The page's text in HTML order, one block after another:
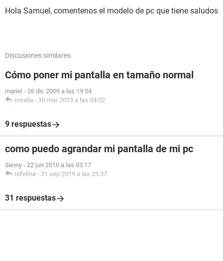
Hola Samuel, comentenos el modelo de pc que tiene saludos
Discusiones similares
Cómo poner mi pantalla en tamaño normal
mariel - 26 dic 2009 a las 19:54
rosalia - 30 mar 2023 a las 04:02
9 respuestas
como puedo agrandar mi pantalla de mi pc
danny - 22 jun 2010 a las 03:17
rafelina - 21 sep 2019 a las 23:37
31 respuestas